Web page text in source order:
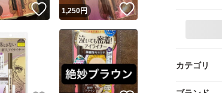
カテゴリ
いいね！
1,250円 いいね！